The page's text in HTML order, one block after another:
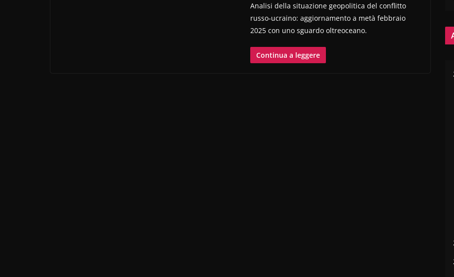
Analisi della situazione geopolitica del conflitto
russo-ucraino: aggiornamento a metà febbraio
2025 con uno sguardo oltreoceano.
Continua a leggere